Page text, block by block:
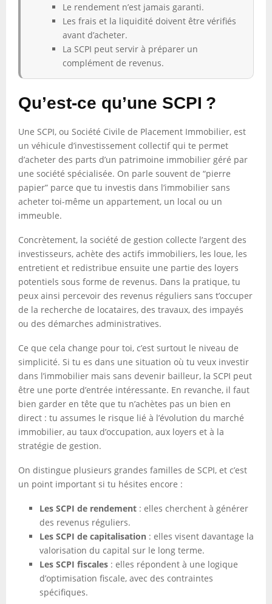
Le rendement n’est jamais garanti.
Les frais et la liquidité doivent être vérifiés
avant d’acheter.
La SCPI peut servir à préparer un
complément de revenus.
Qu’est-ce qu’une SCPI ?
Une SCPI, ou Société Civile de Placement Immobilier, est
un véhicule d’investissement collectif qui te permet
d’acheter des parts d’un patrimoine immobilier géré par
une société spécialisée. On parle souvent de “pierre
papier” parce que tu investis dans l’immobilier sans
acheter toi-même un appartement, un local ou un
immeuble.
Concrètement, la société de gestion collecte l’argent des
investisseurs, achète des actifs immobiliers, les loue, les
entretient et redistribue ensuite une partie des loyers
potentiels sous forme de revenus. Dans la pratique, tu
peux ainsi percevoir des revenus réguliers sans t’occuper
de la recherche de locataires, des travaux, des impayés
ou des démarches administratives.
Ce que cela change pour toi, c’est surtout le niveau de
simplicité. Si tu es dans une situation où tu veux investir
dans l’immobilier mais sans devenir bailleur, la SCPI peut
être une porte d’entrée intéressante. En revanche, il faut
bien garder en tête que tu n’achètes pas un bien en
direct : tu assumes le risque lié à l’évolution du marché
immobilier, au taux d’occupation, aux loyers et à la
stratégie de gestion.
On distingue plusieurs grandes familles de SCPI, et c’est
un point important si tu hésites encore :
Les SCPI de rendement : elles cherchent à générer
des revenus réguliers.
Les SCPI de capitalisation : elles visent davantage la
valorisation du capital sur le long terme.
Les SCPI fiscales : elles répondent à une logique
d’optimisation fiscale, avec des contraintes
spécifiques.